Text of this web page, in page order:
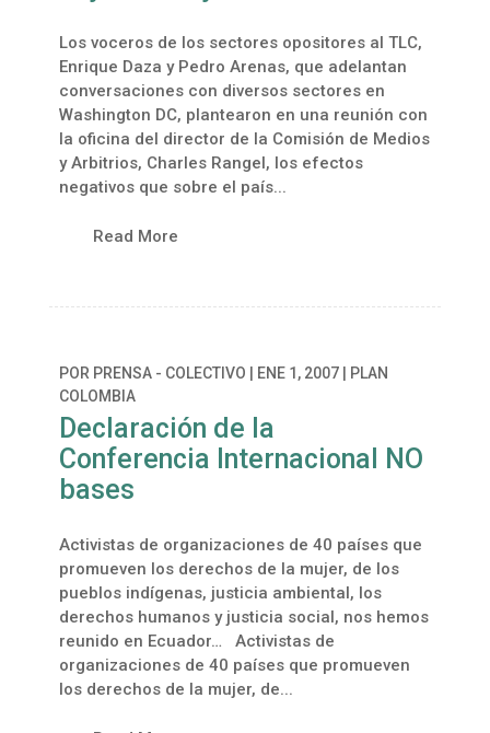
Los voceros de los sectores opositores al TLC,
Enrique Daza y Pedro Arenas, que adelantan
conversaciones con diversos sectores en
Washington DC, plantearon en una reunión con
la oficina del director de la Comisión de Medios
y Arbitrios, Charles Rangel, los efectos
negativos que sobre el país...
Read More
POR PRENSA - COLECTIVO ENE 1, 2007|
PLAN
COLOMBIA
Declaración de la
Conferencia Internacional NO
bases
Activistas de organizaciones de 40 países que
promueven los derechos de la mujer, de los
pueblos indígenas, justicia ambiental, los
derechos humanos y justicia social, nos hemos
reunido en Ecuador… Activistas de
organizaciones de 40 países que promueven
los derechos de la mujer, de...